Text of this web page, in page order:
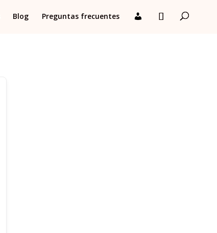
Blog Preguntas frecuentes